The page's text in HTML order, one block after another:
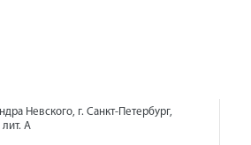
Невского, г. Санкт-Петербург,
А